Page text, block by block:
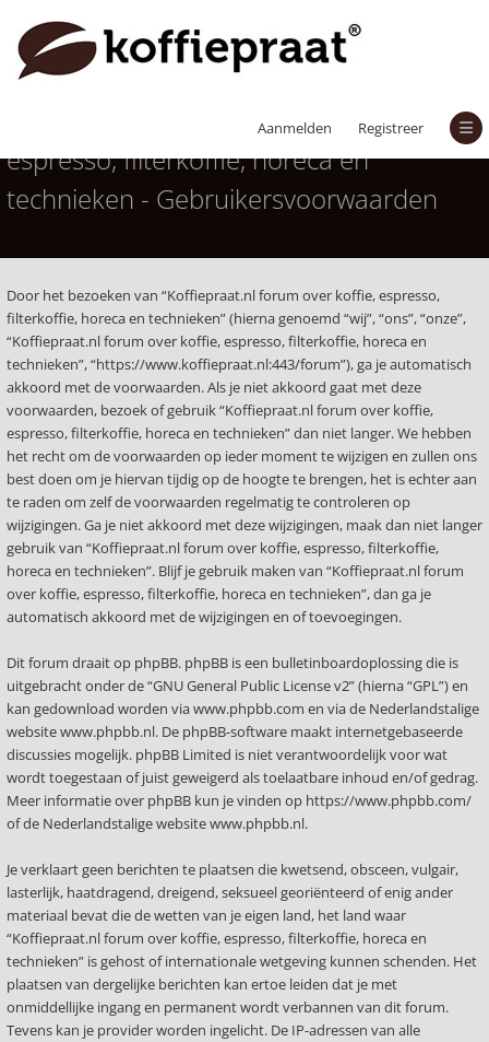
Aanmelden Registreer
Koffiepraat.nl forum over koffie,
espresso, filterkoffie, horeca en
technieken - Gebruikersvoorwaarden
Door het bezoeken van “Koffiepraat.nl forum over koffie, espresso,
filterkoffie, horeca en technieken” (hierna genoemd “wij”, “ons”, “onze”,
“Koffiepraat.nl forum over koffie, espresso, filterkoffie, horeca en
technieken”, “https://www.koffiepraat.nl:443/forum”), ga je automatisch
akkoord met de voorwaarden. Als je niet akkoord gaat met deze
voorwaarden, bezoek of gebruik “Koffiepraat.nl forum over koffie,
espresso, filterkoffie, horeca en technieken” dan niet langer. We hebben
het recht om de voorwaarden op ieder moment te wijzigen en zullen ons
best doen om je hiervan tijdig op de hoogte te brengen, het is echter aan
te raden om zelf de voorwaarden regelmatig te controleren op
wijzigingen. Ga je niet akkoord met deze wijzigingen, maak dan niet langer
gebruik van “Koffiepraat.nl forum over koffie, espresso, filterkoffie,
horeca en technieken”. Blijf je gebruik maken van “Koffiepraat.nl forum
over koffie, espresso, filterkoffie, horeca en technieken”, dan ga je
automatisch akkoord met de wijzigingen en of toevoegingen.
Dit forum draait op phpBB. phpBB is een bulletinboardoplossing die is
uitgebracht onder de “GNU General Public License v2” (hierna “GPL”) en
kan gedownload worden viawww.phpbb.com en via de Nederlandstalige
websitewww.phpbb.nl. De phpBB-software maakt internetgebaseerde
discussies mogelijk. phpBB Limited is niet verantwoordelijk voor wat
wordt toegestaan of juist geweigerd als toelaatbare inhoud en/of gedrag.
Meer informatie over phpBB kun je vinden op https://www.phpbb.com/
of de Nederlandstalige websitewww.phpbb.nl.
Je verklaart geen berichten te plaatsen die kwetsend, obsceen, vulgair,
lasterlijk, haatdragend, dreigend, seksueel georiënteerd of enig ander
materiaal bevat die de wetten van je eigen land, het land waar
“Koffiepraat.nl forum over koffie, espresso, filterkoffie, horeca en
technieken” is gehost of internationale wetgeving kunnen schenden. Het
plaatsen van dergelijke berichten kan ertoe leiden dat je met
onmiddellijke ingang en permanent wordt verbannen van dit forum.
Tevens kan je provider worden ingelicht. De IP-adressen van alle